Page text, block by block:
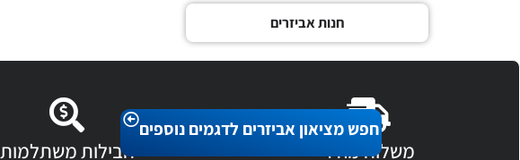
חפש מציאון אביזרים לדגמים נוספים
חנות אביזרים
משלוח מהיר חבילות משתלמות